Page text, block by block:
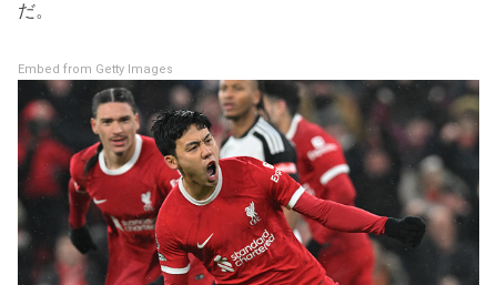
だ。
Embed from Getty Images